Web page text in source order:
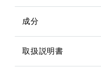
成分
取扱説明書